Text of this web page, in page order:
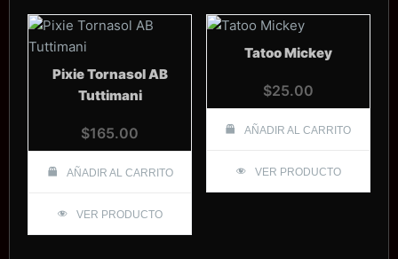
Pixie Tornasol AB
Tuttimani
$165.00
AÑADIR AL CARRITO
VER PRODUCTO
Tatoo Mickey
$25.00
AÑADIR AL CARRITO
VER PRODUCTO